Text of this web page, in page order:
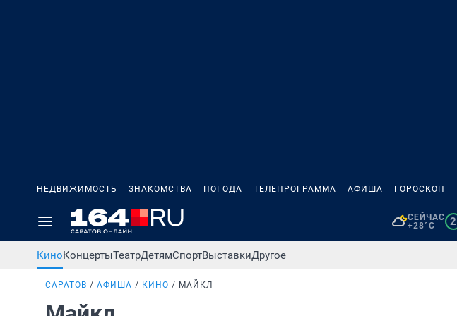
НЕДВИЖИМОСТЬ ЗНАКОМСТВА ПОГОДА ТЕЛЕПРОГРАММА АФИША ГОРОСКОП
СЕЙЧАС
+28°C
2
КиноКонцертыТеатрДетямСпортВыставкиДругое
САРАТОВ АФИША КИНО МАЙКЛ